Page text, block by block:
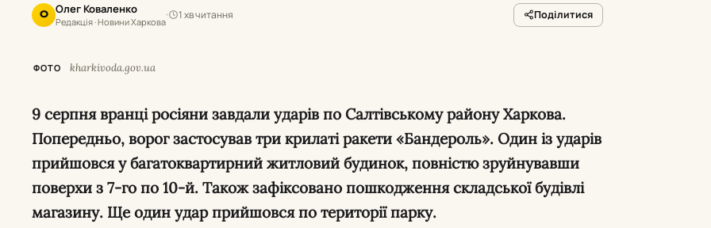
О Олег Коваленко
Редакція · Новини Харкова
1 хв читання Поділитися
ФОТО kharkivoda.gov.ua
9 серпня вранці росіяни завдали ударів по Салтівському району Харкова.
Попередньо, ворог застосував три крилаті ракети «Бандероль». Один із ударів
прийшовся у багатоквартирний житловий будинок, повністю зруйнувавши
поверхи з 7-го по 10-й. Також зафіксовано пошкодження складської будівлі
магазину. Ще один удар прийшовся по території парку.